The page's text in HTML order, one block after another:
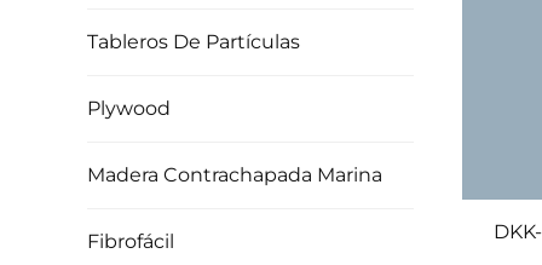
Tableros De Partículas
Plywood
Madera Contrachapada Marina
Fibrofácil